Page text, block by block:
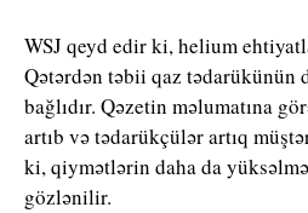
WSJ qeyd edir ki, helium
Qətərdən təbii qaz tədarükünün
bağlıdır. Qəzetin məlumatına
artıb və tədarükçülər artıq
ki, qiymətlərin daha da
gözlənilir.